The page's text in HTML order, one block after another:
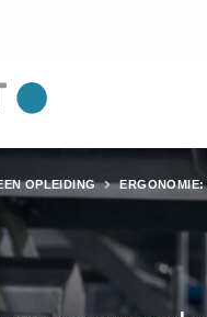
OPLEIDING ERGONOMIE: